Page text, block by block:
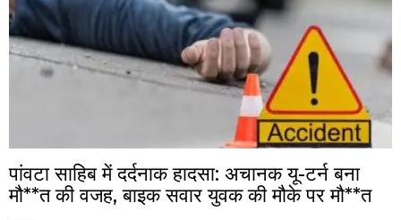
पांवटा साहिब में दर्दनाक हादसा: अचानक यू-टर्न बना
मौ**त की वजह, बाइक सवार युवक की मौके पर मौ**त